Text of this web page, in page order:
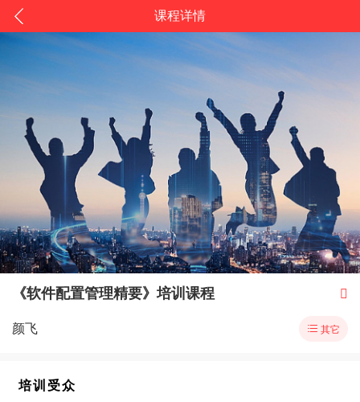
课程详情
《软件配置管理精要》培训课程 
颜飞  其它
培训受众